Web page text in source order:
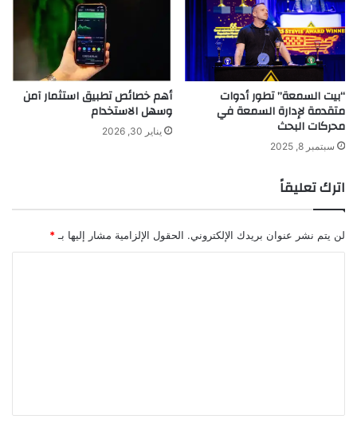
“بيت السمعة” تطور أدوات
متقدمة لإدارة السمعة في
محركات البحث
سبتمبر 8, 2025
أهم خصائص تطبيق استثمار آمن
وسهل الاستخدام
يناير 30, 2026
اترك تعليقاً
لن يتم نشر عنوان بريدك الإلكتروني. الحقول الإلزامية مشار إليها بـ *